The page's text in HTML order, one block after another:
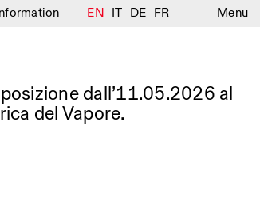
EN IT DE FR Menu
dall’11.05.2026 al
del Vapore.